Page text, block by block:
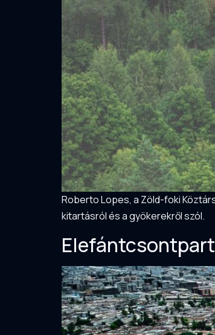
Roberto Lopes, a Zöld-foki
kitartásról és a gyökerekről szól.